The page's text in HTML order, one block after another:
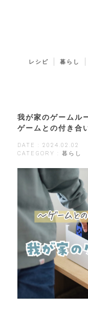
レシピ 暮らし
我が家のゲームル
ゲームとの付き合
DATE : 2024.02.02
CATEGORY : 暮らし